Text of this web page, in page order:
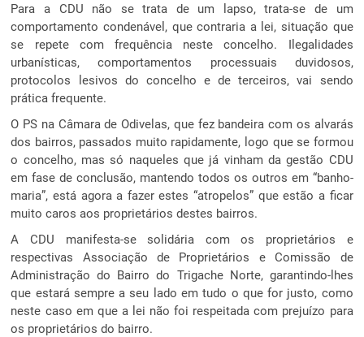
Para a CDU não se trata de um lapso, trata-se de um
comportamento condenável, que contraria a lei, situação que
se repete com frequência neste concelho. Ilegalidades
urbanísticas, comportamentos processuais duvidosos,
protocolos lesivos do concelho e de terceiros, vai sendo
prática frequente.
O PS na Câmara de Odivelas, que fez bandeira com os alvarás
dos bairros, passados muito rapidamente, logo que se formou
o concelho, mas só naqueles que já vinham da gestão CDU
em fase de conclusão, mantendo todos os outros em “banho-
maria”, está agora a fazer estes “atropelos” que estão a ficar
muito caros aos proprietários destes bairros.
A CDU manifesta-se solidária com os proprietários e
respectivas Associação de Proprietários e Comissão de
Administração do Bairro do Trigache Norte, garantindo-lhes
que estará sempre a seu lado em tudo o que for justo, como
neste caso em que a lei não foi respeitada com prejuízo para
os proprietários do bairro.